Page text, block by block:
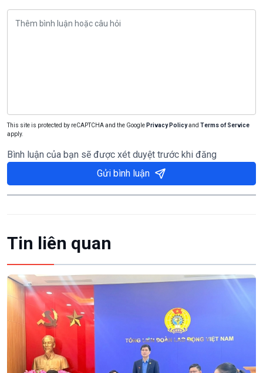
This site is protected by reCAPTCHA and the Google Privacy Policyand Terms of Service
apply.
Bình luận của bạn sẽ được xét duyệt trước khi đăng
Gửi bình luận
Tin liên quan